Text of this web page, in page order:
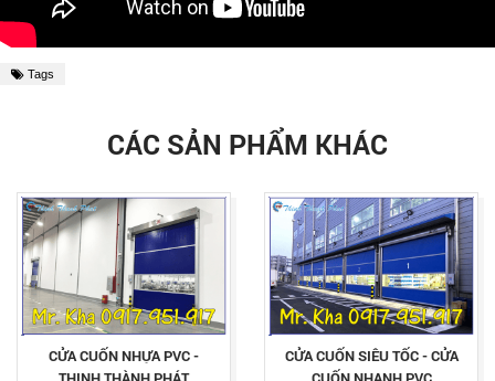
Tags
CÁC SẢN PHẨM KHÁC
CỬA CUỐN NHỰA PVC -
CỬA CUỐN SIÊU TỐC - CỬA